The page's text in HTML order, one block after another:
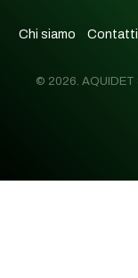
Chi siamo Contatti
© 2026. AQUIDET